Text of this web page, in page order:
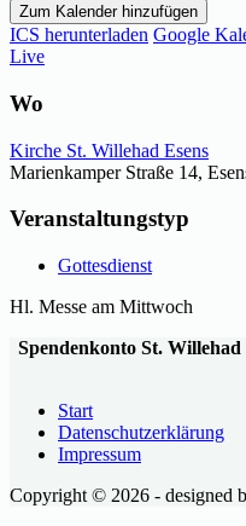
Zum Kalender hinzufügen
ICS herunterladen Google
Live
Wo
Kirche St. Willehad Esens
Marienkamper Straße 14,
Veranstaltungstyp
Gottesdienst
Hl. Messe am Mittwoch
Spendenkonto St. Willehad
Start
Datenschutzerklärung
Impressum
Copyright © 2026 - designed